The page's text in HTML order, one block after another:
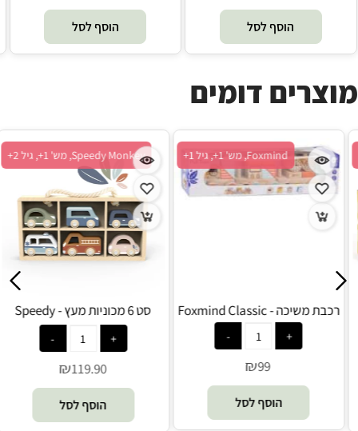
הוסף לסל הוסף לסל
מוצרים דומים
Foxmind, מש' 1+, גיל 1+
רכבת משיכה - Foxmind Classic
₪99
הוסף לסל
Foxmind, מש' 1+, גיל 1+
משאית להובלת מכוניות מעץ -
Foxmind Classic
₪109
הוסף לסל